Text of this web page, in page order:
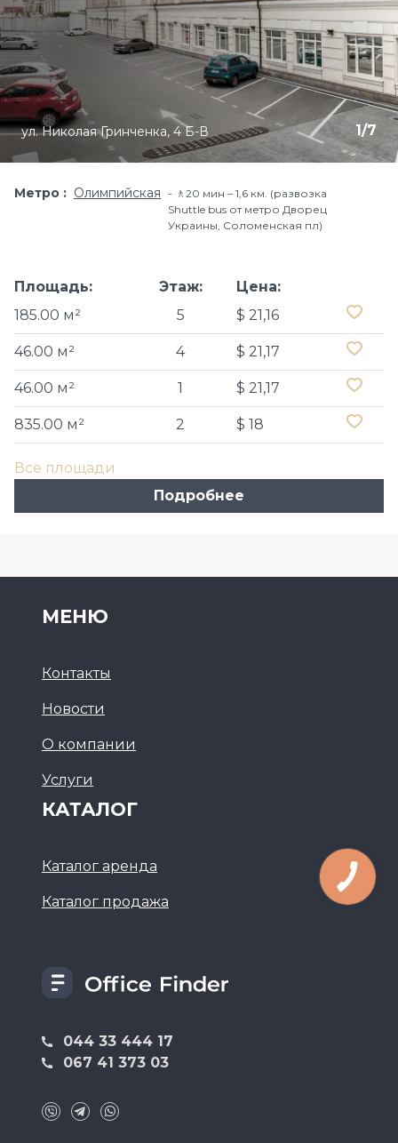
1/7
ул. Николая Гринченка, 4 Б-В
Метро Олимпийская
🚶20 мин – 1,6 км. (развозка
Shuttle bus от метро Дворец
Украины, Соломенская пл)
Площадь:
185.00 м²
Этаж:
5
Цена:
$ 21,16
46.00 м² 4 $ 21,17
46.00 м² 1 $ 21,17
835.00 м² 2 $ 18
Все площади
Подробнее
044 33 444 17
067 41 373 03
МЕНЮ
Контакты
Новости
О компании
Услуги
КАТАЛОГ
Каталог аренда
Каталог продажа